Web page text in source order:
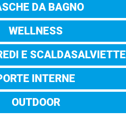
DA BAGNO
WELLNESS
E SCALDASALVIETTE
INTERNE
OUTDOOR